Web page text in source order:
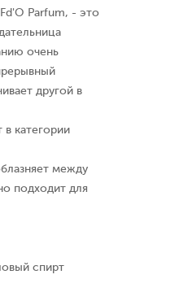
Parfum, - это
очень
другой в
в категории
между
подходит для
спирт